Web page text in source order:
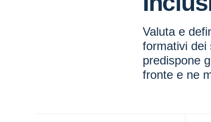
Valuta e
formativi dei
predispone
fronte e ne